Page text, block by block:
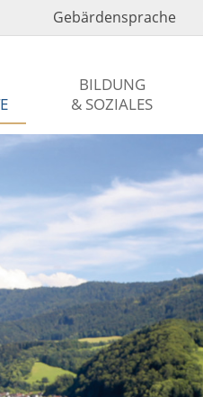
Gebärdensprache
BILDUNG
& SOZIALES